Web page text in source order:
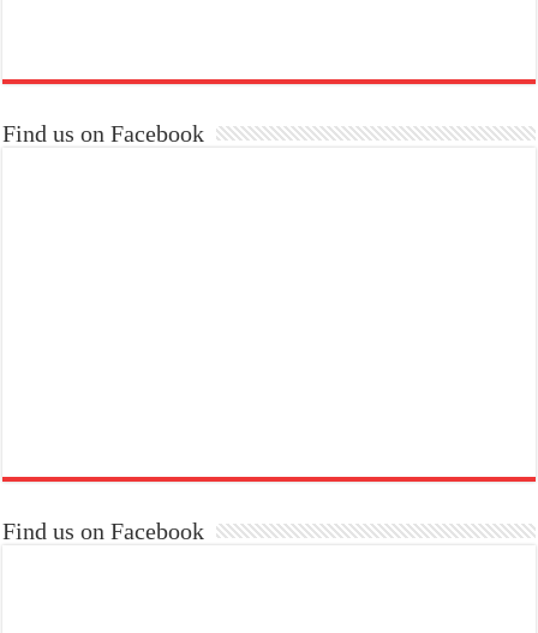
Find us on Facebook
Find us on Facebook